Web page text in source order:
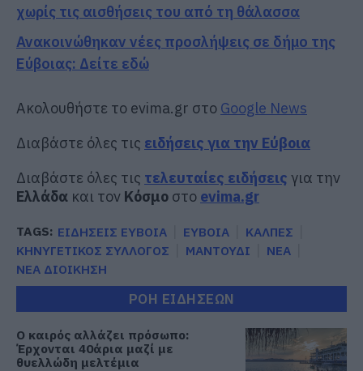
χωρίς τις αισθήσεις του από τη θάλασσα
Ανακοινώθηκαν νέες προσλήψεις σε δήμο της
Εύβοιας: Δείτε εδώ
Ακολουθήστε το evima.gr στο Google News
Διαβάστε όλες τις ειδήσεις για την Εύβοια
Διαβάστε όλες τις τελευταίες ειδήσεις για την
Ελλάδα και τον Κόσμο στο evima.gr
TAGS: ΕΙΔΗΣΕΙΣ ΕΥΒΟΙΑ ΕΥΒΟΙΑ
ΚΑΛΠΕΣ
ΚΗΝΥΓΕΤΙΚΟΣ ΣΥΛΛΟΓΟΣ
ΜΑΝΤΟΥΔΙ
ΝΕΑ
ΝΕΑ ΔΙΟΙΚΗΣΗ
ΡΟΗ ΕΙΔΗΣΕΩΝ
Ο καιρός αλλάζει πρόσωπο:
Έρχονται 40άρια μαζί με
θυελλώδη μελτέμια